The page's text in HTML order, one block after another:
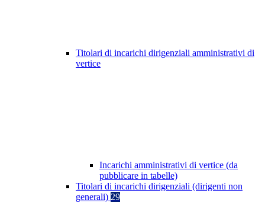
Titolari di incarichi dirigenziali amministrativi di
vertice
Incarichi amministrativi di vertice (da
pubblicare in tabelle)
Titolari di incarichi dirigenziali (dirigenti non
generali) 29